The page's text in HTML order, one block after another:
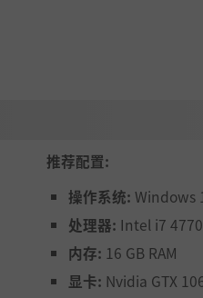
特的个性、目标、竞争（甚
选择可以一起工作的英雄，
推荐配置:
操作系统: Windows
处理器: Intel i7
内存: 16 GB RAM
显卡: Nvidia GTX